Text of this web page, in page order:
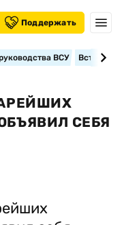
Поддержать
ВСУ
СЕБЯ